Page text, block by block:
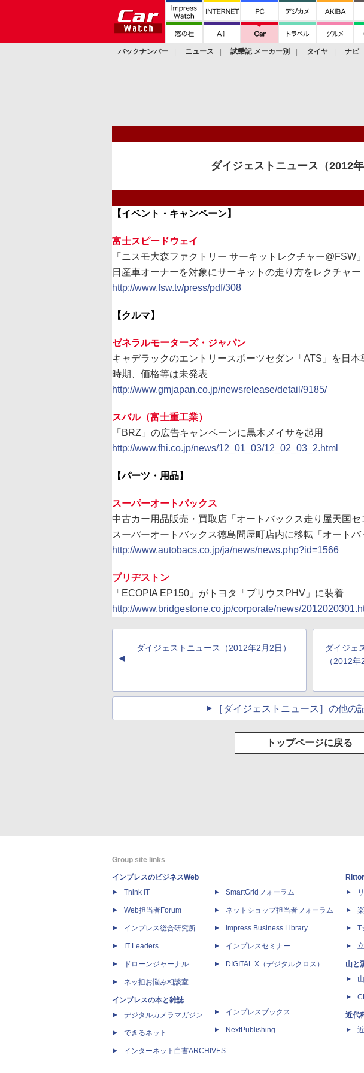
バックナンバー ニュース 試乗記 メーカー別 タイヤ ナビ
ダイジェストニュース（2012年
【イベント・キャンペーン】
富士スピードウェイ
「ニスモ大森ファクトリー サーキットレクチャー@FSW
日産車オーナーを対象にサーキットの走り方をレクチャー
http://www.fsw.tv/press/pdf/308
【クルマ】
ゼネラルモーターズ・ジャパン
キャデラックのエントリースポーツセダン「ATS」を日本
時期、価格等は未発表
http://www.gmjapan.co.jp/newsrelease/detail/9185/
スバル（富士重工業）
「BRZ」の広告キャンペーンに黒木メイサを起用
http://www.fhi.co.jp/news/12_01_03/12_02_03_2.html
【パーツ・用品】
スーパーオートバックス
中古カー用品販売・買取店「オートバックス走り屋天国
スーパーオートバックス徳島問屋町店内に移転「オート
http://www.autobacs.co.jp/ja/news/news.php?id=1566
ブリヂストン
「ECOPIA EP150」がトヨタ「プリウスPHV」に装着
http://www.bridgestone.co.jp/corporate/news/
▲
ダイジェストニュース（2012年2月2日）
ダイジェ
（2012年
［ダイジェストニュース］の他の
トップページに戻る
Group site links
インプレスのビジネスWeb
Think IT
Web担当者Forum
インプレス総合研究所
IT Leaders
ドローンジャーナル
ネッ担お悩み相談室
インプレスの本と雑誌
デジタルカメラマガジン
できるネット
インターネット白書ARCHIVES
SmartGridフォーラム
ネットショップ担当者フォーラム
Impress Business Library
インプレスセミナー
DIGITAL X（デジタルクロス）
インプレスブックス
NextPublishing
T
山と
近代